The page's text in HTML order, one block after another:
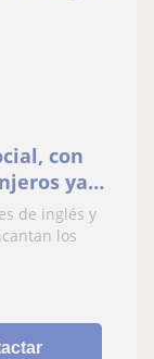
con
ya
de inglés y
los